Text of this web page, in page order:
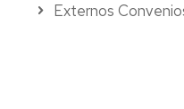
Externos